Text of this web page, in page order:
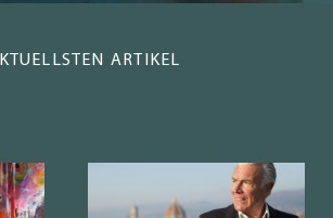
ARTIKEL